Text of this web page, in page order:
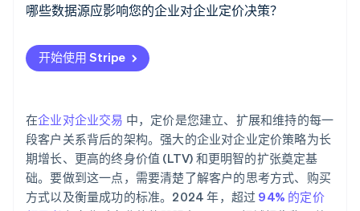
涉及的策略类型
分层定价
统一费率定价
批量定价
基于合同的定价
产品或服务需要定制化
条款是非标准的
这是长期客户关系
将定价重点放在结果上，而不是投入上
小规模切入并战略性扩展
在不削弱价值的前提下奖励承诺
基于实际终身价值进行衡量和调整
设计定价以支持客户成功
哪些数据源应影响您的企业对企业定价决策？
客户反馈和使用模式
市场和竞争对手定价
销售及胜负数据
客户细分
产品使用和价值指标
开始使用 Stripe
在企业对企业交易 中，定价是您建立、扩展和维持的每一
段客户关系背后的架构。强大的企业对企业定价策略为长
期增长、更高的终身价值 (LTV) 和更明智的扩张奠定基
础。要做到这一点，需要清楚了解客户的思考方式、购买
方式以及衡量成功的标准。2024 年，超过 94% 的定价